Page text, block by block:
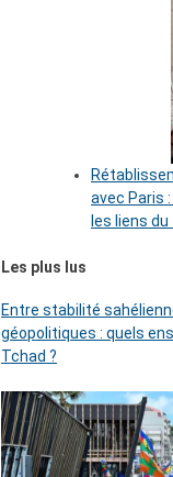
avec Paris
les liens du
Les plus lus
Entre stabilité
géopolitiques : quels
Tchad ?